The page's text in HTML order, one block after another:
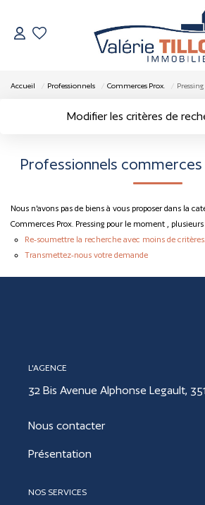
VENDRE
L’AGENCE
Qui Sommes Nous
Accueil Professionnels Commerces Prox. Pressing
Modifier les critères de
Plus de critères
Professionnels commerces
Nous n'avons pas de biens à vous proposer dans la
Commerces Prox. Pressing pour le moment ,
Re-soumettre la recherche avec moins de critères.
Transmettez-nous votre demande
L'AGENCE
32 Bis Avenue Alphonse Legault,
Nous contacter
Présentation
NOS SERVICES